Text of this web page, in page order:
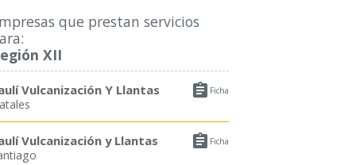
que prestan servicios
XII
 Ficha
Vulcanización Y Llantas
 Ficha
Vulcanización y Llantas